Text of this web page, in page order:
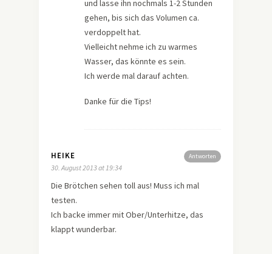
und lasse ihn nochmals 1-2 Stunden
gehen, bis sich das Volumen ca.
verdoppelt hat.
Vielleicht nehme ich zu warmes
Wasser, das könnte es sein.
Ich werde mal darauf achten.
Danke für die Tips!
Antworten
HEIKE
30. August 2013 at 19:34
Die Brötchen sehen toll aus! Muss ich mal
testen.
Ich backe immer mit Ober/Unterhitze, das
klappt wunderbar.